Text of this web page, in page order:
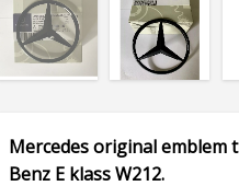
Mercedes original emblem
Benz E klass W212.